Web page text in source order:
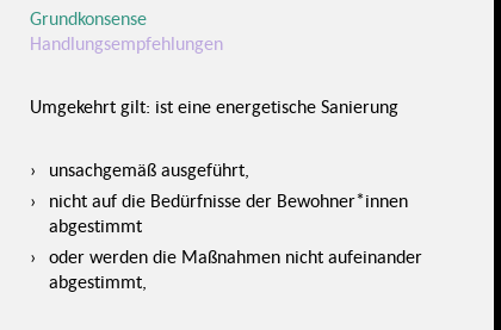
Grundkonsense
Handlungsempfehlungen
Umgekehrt gilt: ist eine energetische Sanierung
unsachgemäß ausgeführt,
nicht auf die Bedürfnisse der Bewohner*innen
abgestimmt
oder werden die Maßnahmen nicht aufeinander
abgestimmt,